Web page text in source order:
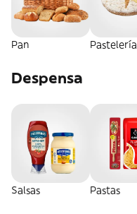
Pan Pastelería
Despensa
Salsas Pastas